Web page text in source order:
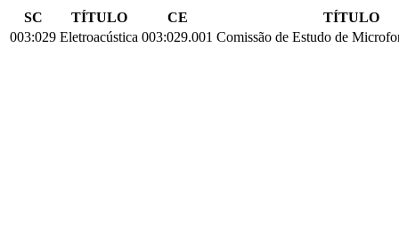
SC TÍTULO CE
TÍTULO
003:029 Eletroacústica 003:029.001 Comissão de Estudo de